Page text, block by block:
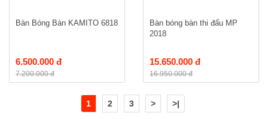
Bàn Bóng Bàn KAMITO 6818
6.500.000 đ
7.200.000 đ
Bàn bóng bàn thi đấu MP
2018
15.650.000 đ
16.950.000 đ
1 2 3 > >|